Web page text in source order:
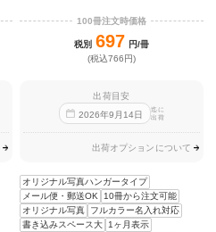
100冊注文時価格
税別 697 円/冊
(税込766円)
出荷目安
2026年9 月 14日
迄に
出荷
出荷オプションについて
オリジナル写真ハンガータイプ
メール便・郵送OK
10冊から注文可能
オリジナル写真
フルカラー名入れ対応
書き込みスペース大
1ヶ月表示